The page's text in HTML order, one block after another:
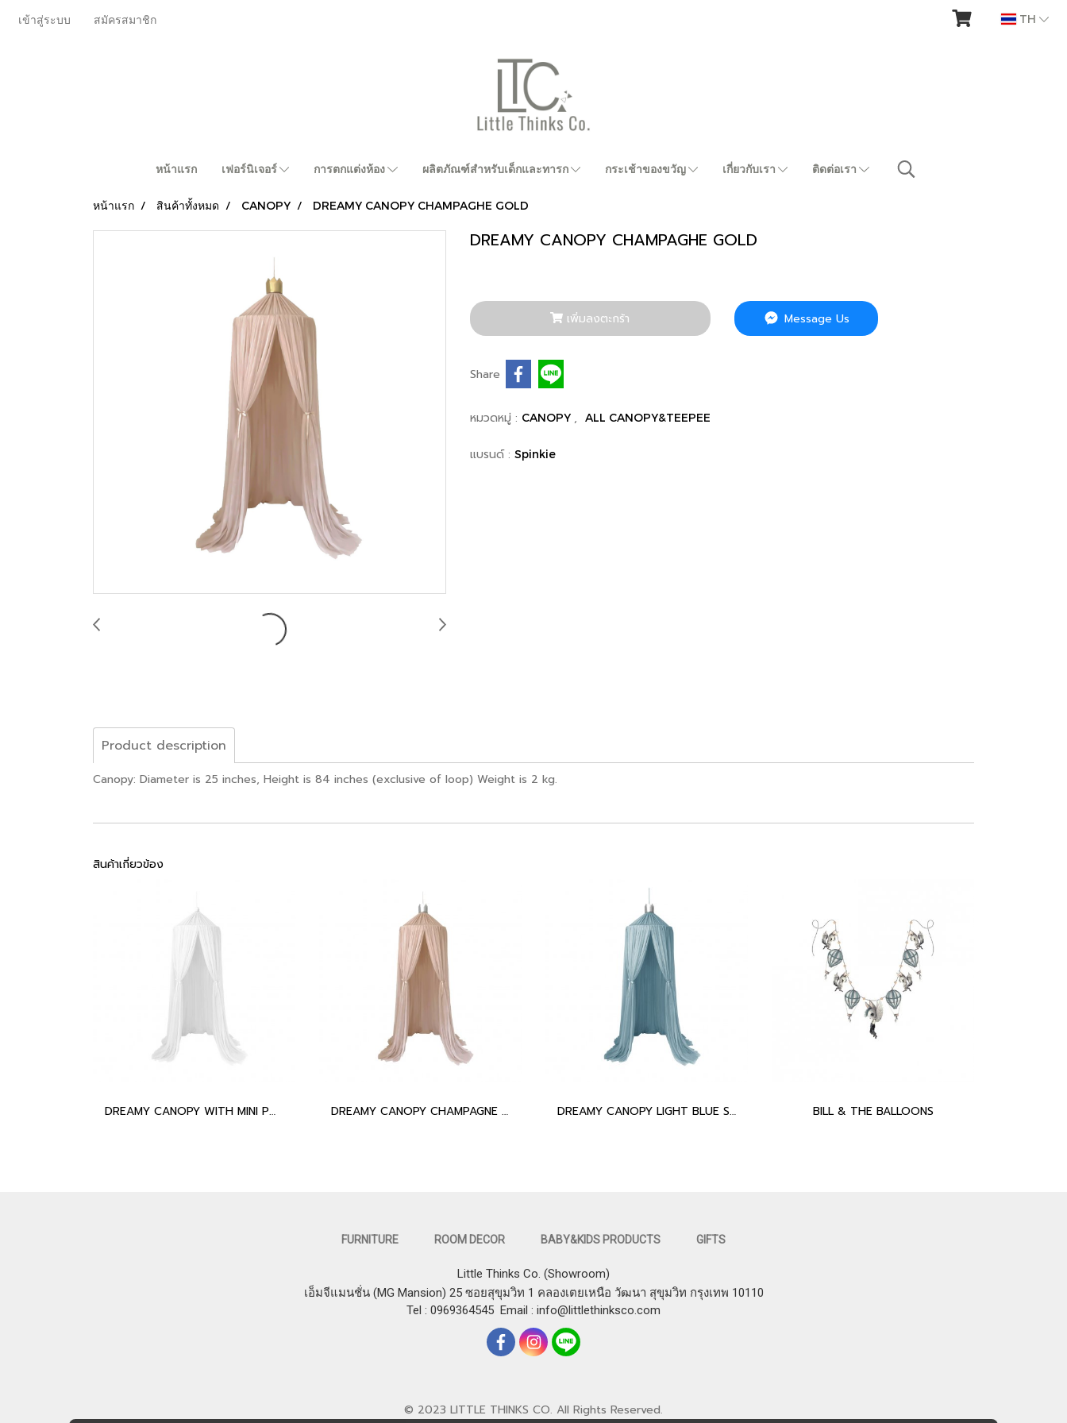
เข้าสู่ระบบ สมัครสมาชิก TH
หน้าแรก เฟอร์นิเจอร์ การตกแต่งห้อง ผลิตภัณฑ์สำหรับเด็กและทารก กระเช้าของขวัญ เกี่ยวกับเรา ติดต่อเรา
หน้าแรก สินค้าทั้งหมด CANOPY DREAMY CANOPY CHAMPAGHE GOLD
DREAMY CANOPY CHAMPAGHE GOLD
เพิ่มลงตะกร้า Message Us
Share
หมวดหมู่ : CANOPY , ALL CANOPY&TEEPEE
แบรนด์ : Spinkie
Product description
Canopy: Diameter is 25 inches, Height is 84 inches (exclusive of loop) Weight is 2 kg.
สินค้าเกี่ยวข้อง
DREAMY CANOPY WITH MINI POMPOM SET WHITE DREAMY CANOPY CHAMPAGNE SILVER DREAMY CANOPY LIGHT BLUE SILVER BILL & THE BALLOONS
FURNITURE ROOM DECOR BABY&KIDS PRODUCTS GIFTS
Little Thinks Co. (Showroom)
เอ็มจีแมนชั่น (MG Mansion) 25 ซอยสุขุมวิท 1 คลองเตยเหนือ วัฒนา สุขุมวิท กรุงเทพ 10110
Tel : 0969364545 Email : info@littlethinksco.com
© 2023 LITTLE THINKS CO. All Rights Reserved.